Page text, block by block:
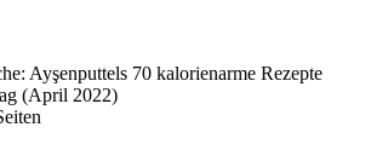
Ayşenputtels 70 kalorienarme Rezepte
(April 2022)